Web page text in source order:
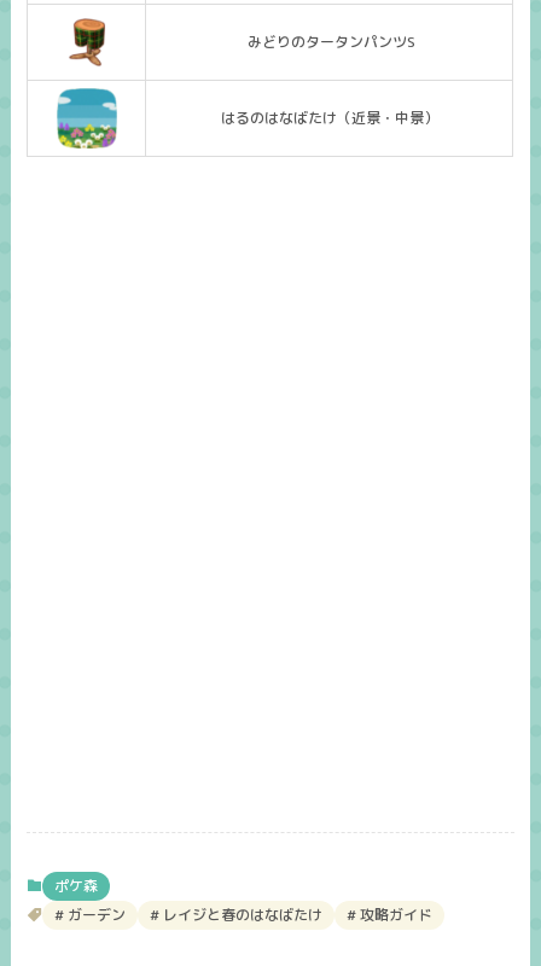
みどりのタータンパンツS
はるのはなばたけ（近景・中景）
ポケ森
ガーデン
レイジと春のはなばたけ 攻略ガイド